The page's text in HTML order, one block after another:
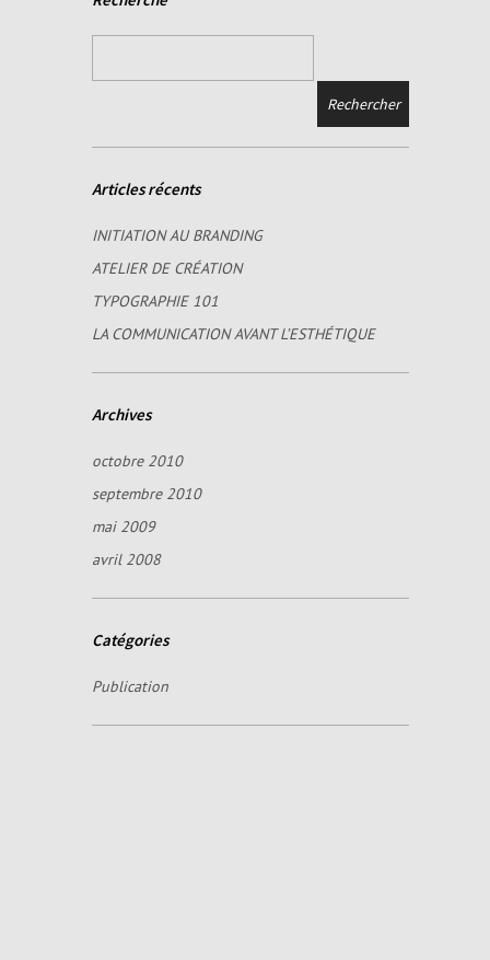
Articles récents
INITIATION AU BRANDING
ATELIER DE CRÉATION
TYPOGRAPHIE 101
LA COMMUNICATION AVANT L’ESTHÉTIQUE
Archives
octobre 2010
septembre 2010
mai 2009
avril 2008
Catégories
Publication